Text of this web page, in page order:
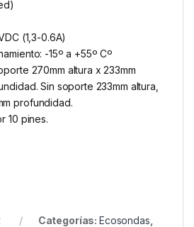
(1,3-0.6A)
-15º a +55º Cº
270mm altura x 233mm
Sin soporte 233mm altura,
profundidad.
10 pines.
Categorías: Ecosondas